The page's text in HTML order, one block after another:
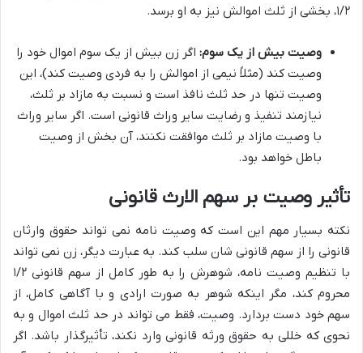
۱/۲، بخشی از ثلث اموالش نیز به او برسد.
وصیت بیش از یک سوم: اگر زن بیش از یک سوم اموال خود را
وصیت کند (مثلاً نیمی از اموالش را به فردی وصیت کند)، این
وصیت تنها در حد ثلث نافذ است و نسبت به مازاد بر ثلث،
نیازمند تنفیذ و رضایت سایر وراث قانونی است. اگر سایر وراث
با وصیت مازاد بر ثلث موافقت نکنند، آن بخش از وصیت
باطل خواهد بود.
تأثیر وصیت بر سهم الارث قانونی
نکته بسیار مهم این است که وصیت نامه نمی تواند حقوق وارثان
قانونی را از سهم قانونی شان سلب کند. به عبارت دیگر، زن نمی تواند
با تنظیم وصیت نامه، شوهرش را به طور کامل از سهم قانونی ۱/۲
محروم کند، مگر اینکه شوهر به صورت ارادی و با آگاهی کامل، از
سهم خود دست بردارد. وصیت، فقط می تواند در حد ثلث اموال و به
نحوی که خللی به حقوق ورثه قانونی وارد نکند، تأثیرگذار باشد. اگر